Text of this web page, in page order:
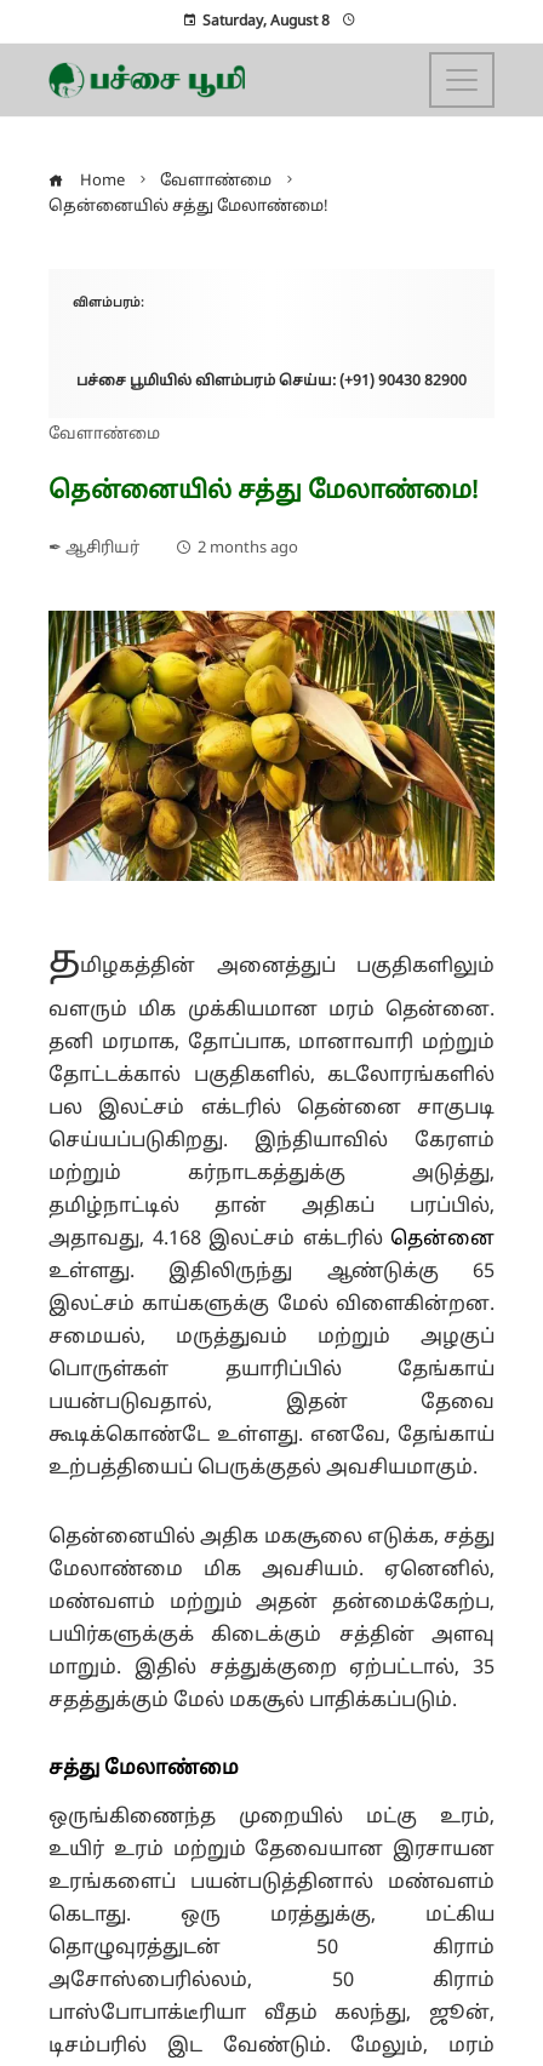
Saturday, August 8
Home
வேளாண்மை
தென்னையில் சத்து மேலாண்மை!
விளம்பரம்:
பச்சை பூமியில் விளம்பரம் செய்ய: (+91) 90430 82900
வேளாண்மை
தென்னையில் சத்து மேலாண்மை!
✒ ஆசிரியர் 2 months ago
தமிழகத்தின் அனைத்துப் பகுதிகளிலும்
வளரும் மிக முக்கியமான மரம் தென்னை.
தனி மரமாக, தோப்பாக, மானாவாரி மற்றும்
தோட்டக்கால் பகுதிகளில், கடலோரங்களில்
பல இலட்சம் எக்டரில் தென்னை சாகுபடி
செய்யப்படுகிறது. இந்தியாவில் கேரளம்
மற்றும் கர்நாடகத்துக்கு அடுத்து,
தமிழ்நாட்டில் தான் அதிகப் பரப்பில்,
அதாவது, 4.168 இலட்சம் எக்டரில் தென்னை
உள்ளது. இதிலிருந்து ஆண்டுக்கு 65
இலட்சம் காய்களுக்கு மேல் விளைகின்றன.
சமையல், மருத்துவம் மற்றும் அழகுப்
பொருள்கள் தயாரிப்பில் தேங்காய்
பயன்படுவதால், இதன் தேவை
கூடிக்கொண்டே உள்ளது. எனவே, தேங்காய்
உற்பத்தியைப் பெருக்குதல் அவசியமாகும்.
தென்னையில் அதிக மகசூலை எடுக்க, சத்து
மேலாண்மை மிக அவசியம். ஏனெனில்,
மண்வளம் மற்றும் அதன் தன்மைக்கேற்ப,
பயிர்களுக்குக் கிடைக்கும் சத்தின் அளவு
மாறும். இதில் சத்துக்குறை ஏற்பட்டால், 35
சதத்துக்கும் மேல் மகசூல் பாதிக்கப்படும்.
சத்து மேலாண்மை
ஒருங்கிணைந்த முறையில் மட்கு உரம்,
உயிர் உரம் மற்றும் தேவையான இரசாயன
உரங்களைப் பயன்படுத்தினால் மண்வளம்
கெடாது. ஒரு மரத்துக்கு, மட்கிய
தொழுவுரத்துடன் 50 கிராம்
அசோஸ்பைரில்லம், 50 கிராம்
பாஸ்போபாக்டீரியா வீதம் கலந்து, ஜூன்,
டிசம்பரில் இட வேண்டும். மேலும், மரம்